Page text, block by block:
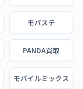
モバステ
PANDA買取
モバイルミックス